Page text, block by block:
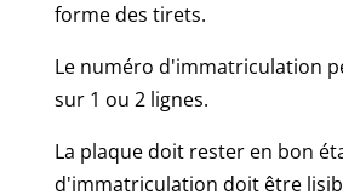
forme des tirets.
Le numéro d'immatriculation
sur 1 ou 2 lignes.
La plaque doit rester en bon
d'immatriculation doit être